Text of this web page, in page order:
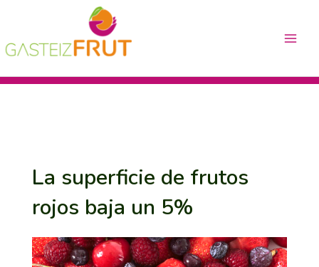
Menu
La superficie de frutos
rojos baja un 5%